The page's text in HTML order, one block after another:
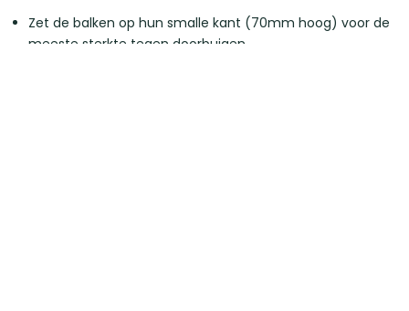
Zet de balken op hun smalle kant (70mm hoog) voor de
meeste sterkte tegen doorbuigen.